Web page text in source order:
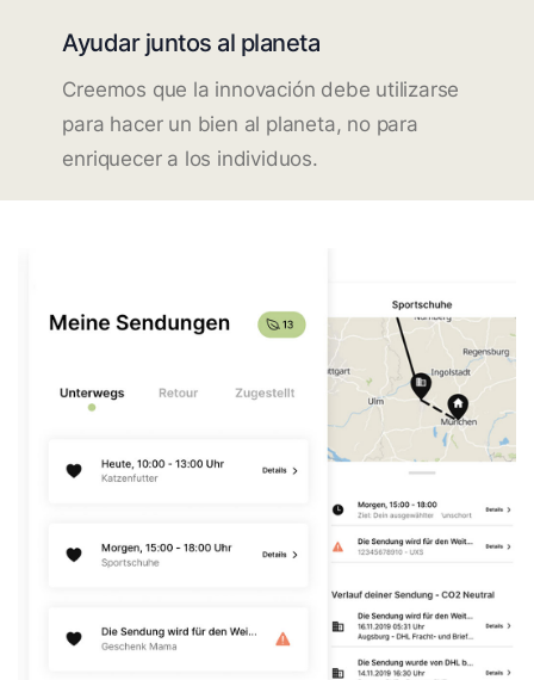
Ayudar juntos al planeta
Creemos que la innovación debe utilizarse
para hacer un bien al planeta, no para
enriquecer a los individuos.